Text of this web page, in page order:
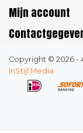
Mijn account
Copyright © 2026 -
InStijl Media